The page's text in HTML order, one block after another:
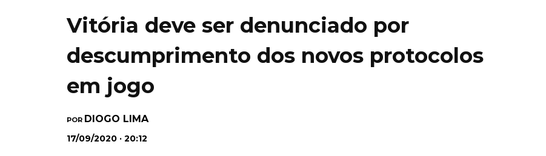
Vitória deve ser denunciado por
descumprimento dos novos protocolos
em jogo
POR DIOGO LIMA
17/09/2020 · 20:12